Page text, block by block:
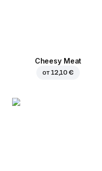
Cheesy Meat
от 12,10 €